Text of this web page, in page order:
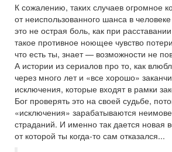
К сожалению, таких случаев огромное
от неиспользованного шанса в
это не острая боль, как при
такое противное ноющее чувство
что есть ты, знает — возможности не
А истории из сериалов про то, как
через много лет и «все хорошо»
исключения, которые входят в рамки
Бог проверять это на своей судьбе,
«исключения» зарабатываются
страданий. И именно так дается новая
от которой ты когда-то сам отказался...